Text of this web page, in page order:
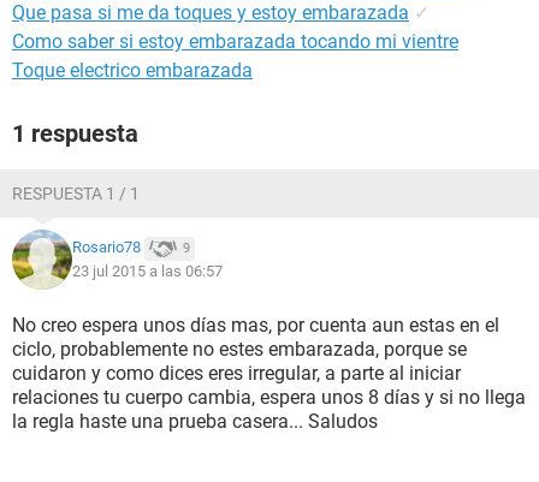
Que pasa si me da toques y estoy embarazada ✓
Como saber si estoy embarazada tocando mi vientre
Toque electrico embarazada
1 respuesta
RESPUESTA 1 / 1
Rosario78 9
23 jul 2015 a las 06:57
No creo espera unos días mas, por cuenta aun estas en el
ciclo, probablemente no estes embarazada, porque se
cuidaron y como dices eres irregular, a parte al iniciar
relaciones tu cuerpo cambia, espera unos 8 días y si no llega
la regla haste una prueba casera... Saludos